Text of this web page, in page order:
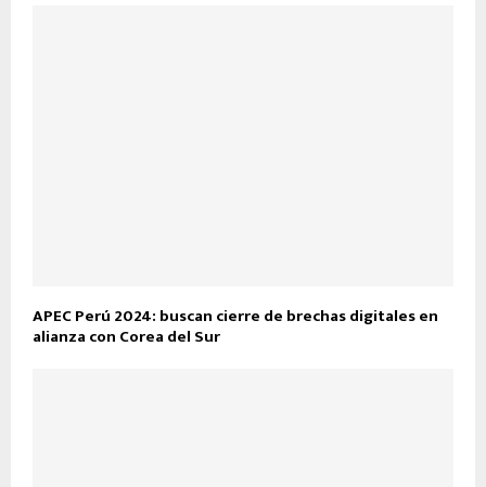
APEC Perú 2024: buscan cierre de brechas digitales en
alianza con Corea del Sur